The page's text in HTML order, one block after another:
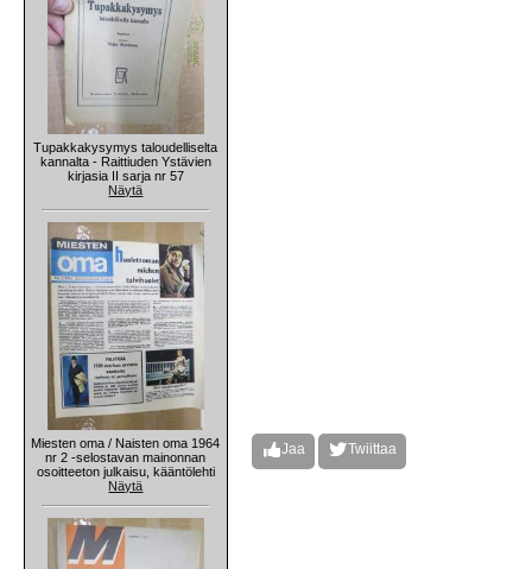
Tupakkakysymys taloudelliselta
kannalta - Raittiuden Ystävien
kirjasia II sarja nr 57
Näytä
Miesten oma / Naisten oma 1964
nr 2 -selostavan mainonnan
osoitteeton julkaisu, kääntölehti
Näytä
Jaa Twiittaa